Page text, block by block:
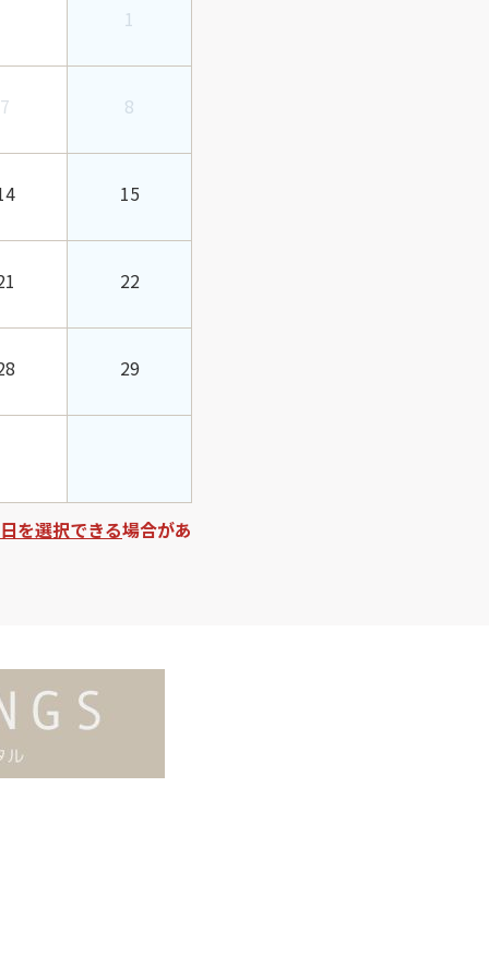
1
7 8
15
22
29
を選択できる場合があ